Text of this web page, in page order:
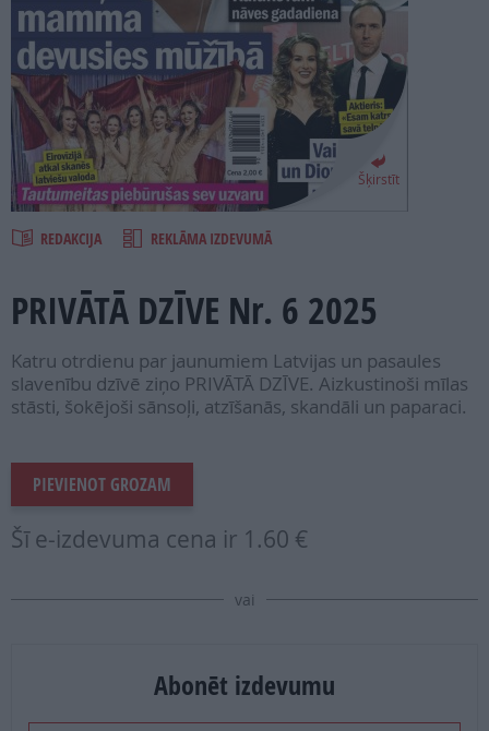
SEARCH
Šķirstīt
REDAKCIJA REKLĀMA IZDEVUMĀ
PRIVĀTĀ DZĪVE Nr. 6 2025
Katru otrdienu par jaunumiem Latvijas un pasaules
slavenību dzīvē ziņo PRIVĀTĀ DZĪVE. Aizkustinoši mīlas
stāsti, šokējoši sānsoļi, atzīšanās, skandāli un paparaci.
PIEVIENOT GROZAM
Šī e-izdevuma cena ir 1.60 €
vai
Abonēt izdevumu